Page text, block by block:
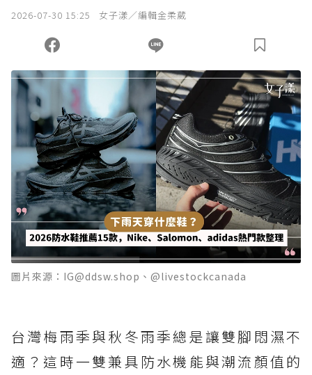
2026-07-30 15:25 女子漾／編輯金柔葳
圖片來源：IG@ddsw.shop、@livestockcanada
台灣梅雨季與秋冬雨季總是讓雙腳悶濕不
適？這時一雙兼具防水機能與潮流顏值的